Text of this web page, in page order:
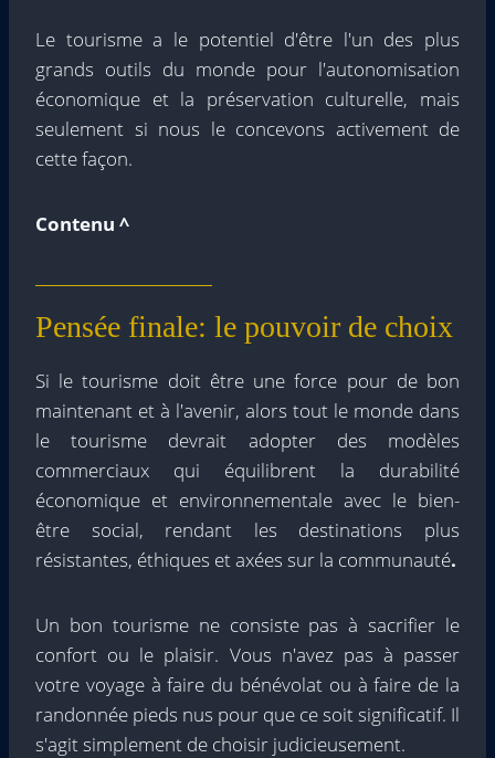
Le tourisme a le potentiel d'être l'un des plus
grands outils du monde pour l'autonomisation
économique et la préservation culturelle, mais
seulement si nous le concevons activement de
cette façon.
Contenu ^
Pensée finale: le pouvoir de choix
Si le tourisme doit être une force pour de bon
maintenant et à l'avenir, alors tout le monde dans
le tourisme devrait adopter des modèles
commerciaux qui équilibrent la durabilité
économique et environnementale avec le bien-
être social, rendant les destinations plus
résistantes, éthiques et axées sur la communauté.
Un bon tourisme ne consiste pas à sacrifier le
confort ou le plaisir. Vous n'avez pas à passer
votre voyage à faire du bénévolat ou à faire de la
randonnée pieds nus pour que ce soit significatif. Il
s'agit simplement de choisir judicieusement.